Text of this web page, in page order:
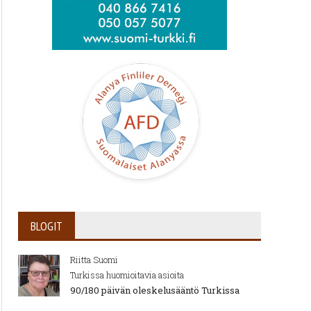
BLOGIT
Riitta Suomi
Turkissa huomioitavia asioita
90/180 päivän oleskelusääntö Turkissa